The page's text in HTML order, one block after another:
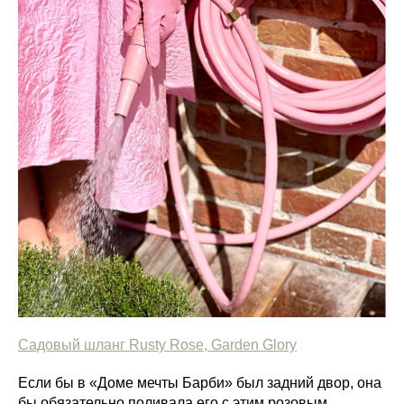
Садовый шланг Rusty Rose, Garden Glory
Если бы в «Доме мечты Барби» был задний двор, она